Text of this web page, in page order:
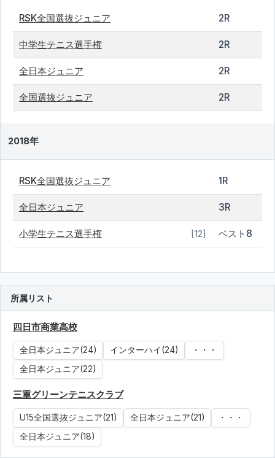
RSK全国選抜ジュニア 2R
中学生テニス選手権 2R
全日本ジュニア 2R
全国選抜ジュニア 2R
2018年
RSK全国選抜ジュニア 1R
全日本ジュニア 3R
小学生テニス選手権 [12] ベスト8
所属リスト
四日市商業高校
全日本ジュニア(24) インターハイ(24)
・・・
全日本ジュニア(22)
三重グリーンテニスクラブ
U15全国選抜ジュニア(21) 全日本ジュニア(21)
・・・
全日本ジュニア(18)